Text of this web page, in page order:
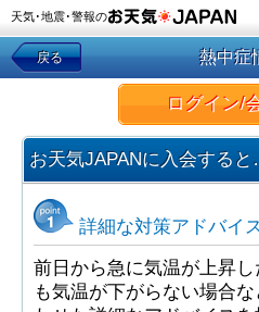
天気･地震･警報の
戻る 熱中症
ログイン/
お天気JAPANに入会する
詳細な対策アドバイ
前日から急に気温が上昇
も気温が下がらない場合